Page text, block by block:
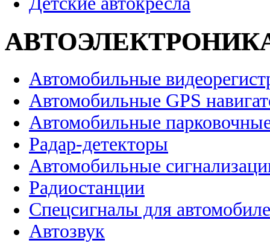
Автомобильные
Автомобильные GPS
Автомобильные
Радар-детекторы
Автомобильные
Радиостанции
Спецсигналы для
Автозвук